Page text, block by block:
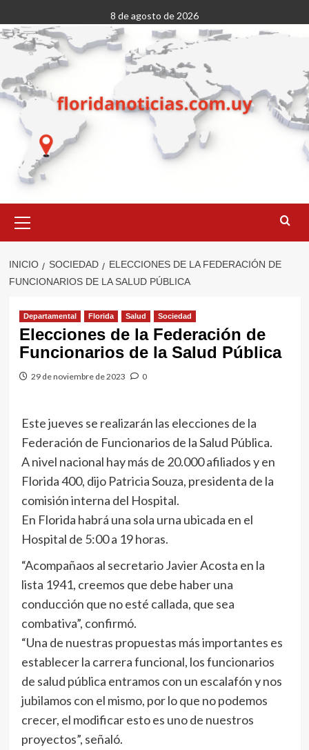
al
contenido
8 de agosto de 2026
primario
INICIO SOCIEDAD
ELECCIONES DE LA FEDERACIÓN DE
FUNCIONARIOS DE LA SALUD PÚBLICA
Departamental Florida Salud Sociedad
Elecciones de la Federación de
Funcionarios de la Salud Pública
29 de noviembre de 2023 0
Este jueves se realizarán las elecciones de la
Federación de Funcionarios de la Salud Pública.
A nivel nacional hay más de 20.000 afiliados y en
Florida 400, dijo Patricia Souza, presidenta de la
comisión interna del Hospital.
En Florida habrá una sola urna ubicada en el
Hospital de 5:00 a 19 horas.
“Acompañaos al secretario Javier Acosta en la
lista 1941, creemos que debe haber una
conducción que no esté callada, que sea
combativa”, confirmó.
“Una de nuestras propuestas más importantes es
establecer la carrera funcional, los funcionarios
de salud pública entramos con un escalafón y nos
jubilamos con el mismo, por lo que no podemos
crecer, el modificar esto es uno de nuestros
proyectos”, señaló.